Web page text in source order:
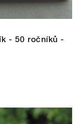
- 50 ročníků -